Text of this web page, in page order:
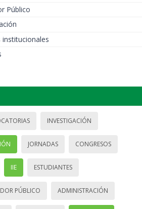
Público
institucionales
INVESTIGACIÓN
JORNADAS CONGRESOS
IIE ESTUDIANTES
PÚBLICO ADMINISTRACIÓN